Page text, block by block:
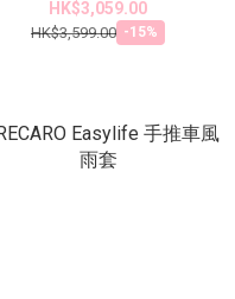
HK$3,059.00
HK$3,599.00 -15%